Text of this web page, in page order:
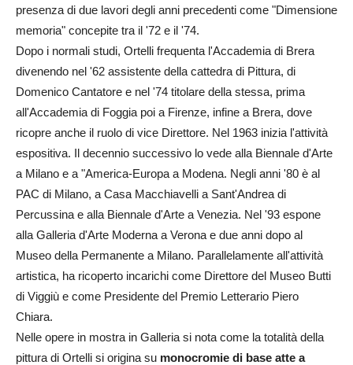
presenza di due lavori degli anni precedenti come "Dimensione
memoria" concepite tra il '72 e il '74.
Dopo i normali studi, Ortelli frequenta l'Accademia di Brera
divenendo nel '62 assistente della cattedra di Pittura, di
Domenico Cantatore e nel '74 titolare della stessa, prima
all'Accademia di Foggia poi a Firenze, infine a Brera, dove
ricopre anche il ruolo di vice Direttore. Nel 1963 inizia l'attività
espositiva. Il decennio successivo lo vede alla Biennale d'Arte
a Milano e a "America-Europa a Modena. Negli anni '80 è al
PAC di Milano, a Casa Macchiavelli a Sant'Andrea di
Percussina e alla Biennale d'Arte a Venezia. Nel '93 espone
alla Galleria d'Arte Moderna a Verona e due anni dopo al
Museo della Permanente a Milano. Parallelamente all'attività
artistica, ha ricoperto incarichi come Direttore del Museo Butti
di Viggiù e come Presidente del Premio Letterario Piero
Chiara.
Nelle opere in mostra in Galleria si nota come la totalità della
pittura di Ortelli si origina su monocromie di base atte a